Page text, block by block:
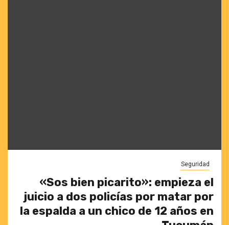
Seguridad
«Sos bien picarito»: empieza el
juicio a dos policías por matar por
la espalda a un chico de 12 años en